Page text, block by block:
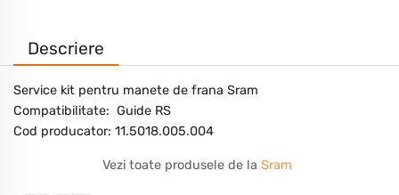
Descriere
Service kit pentru manete de frana Sram
Compatibilitate: Guide RS
Cod producator: 11.5018.005.004
Vezi toate produsele de la Sram